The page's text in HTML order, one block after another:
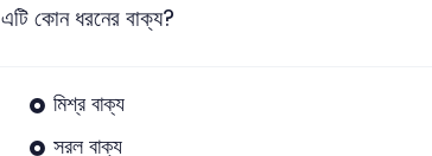
এটি কোন ধরনের বাক্য?
মিশ্র বাক্য
সরল বাক্য